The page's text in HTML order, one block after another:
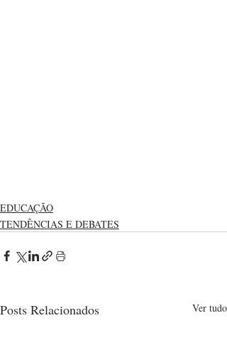
EDUCAÇÃO
TENDÊNCIAS E DEBATES
Posts Relacionados Ver tudo